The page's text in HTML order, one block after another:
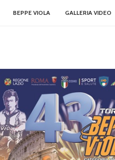
BEPPE VIOLA GALLERIA VIDEO